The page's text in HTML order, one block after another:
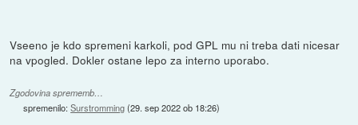
Vseeno je kdo spremeni karkoli, pod GPL mu ni treba dati nicesar
na vpogled. Dokler ostane lepo za interno uporabo.
Zgodovina sprememb…
spremenilo:Surstromming(29. sep 2022 ob 18:26)